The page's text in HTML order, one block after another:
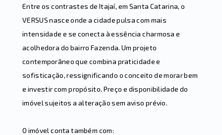
Entre os contrastes de Itajaí, em Santa Catarina, o
VERSUS nasce onde a cidade pulsa com mais
intensidade e se conecta à essência charmosa e
acolhedora do bairro Fazenda. Um projeto
contemporâneo que combina praticidade e
sofisticação, ressignificando o conceito de morar bem
e investir com propósito. Preço e disponibilidade do
imóvel sujeitos a alteração sem aviso prévio.
O imóvel conta também com: